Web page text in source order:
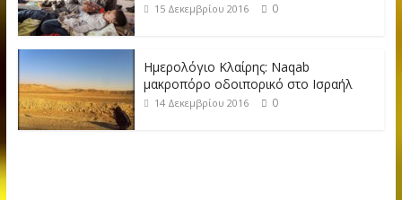
15 Δεκεμβρίου 2016 0
Ημερολόγιο Κλαίρης: Naqab
μακροπόρο οδοιπορικό στο Ισραήλ
14 Δεκεμβρίου 2016 0